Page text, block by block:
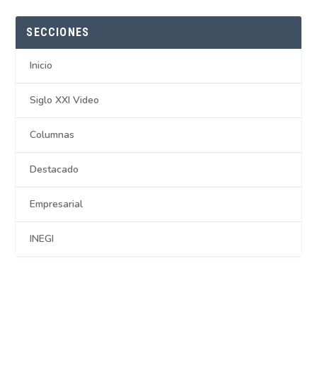
SECCIONES
Inicio
Siglo XXI Video
Columnas
Destacado
Empresarial
INEGI